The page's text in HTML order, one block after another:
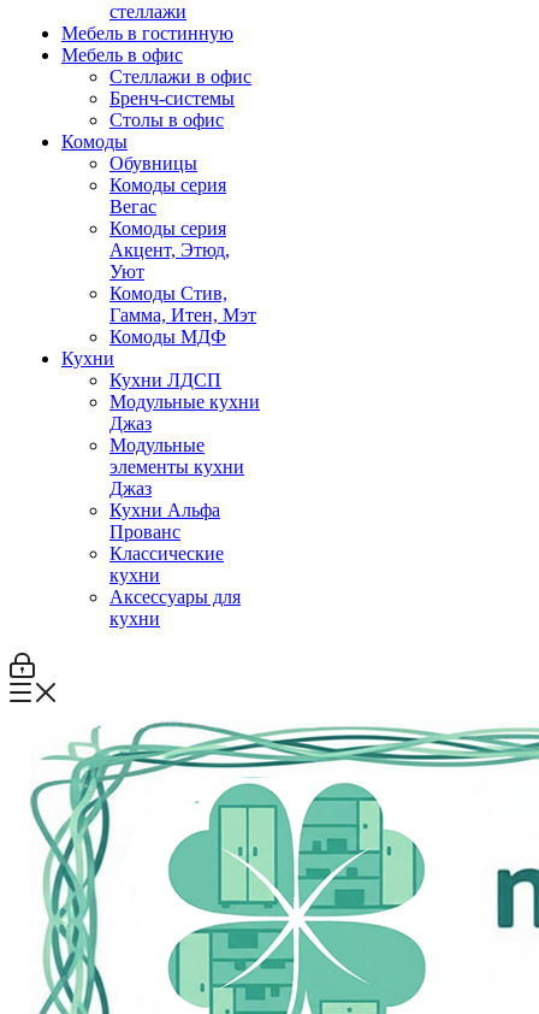
стеллажи
Мебель в гостинную
Мебель в офис
Стеллажи в офис
Бренч-системы
Столы в офис
Комоды
Обувницы
Комоды серия
Вегас
Комоды серия
Акцент, Этюд,
Уют
Комоды Стив,
Гамма, Итен, Мэт
Комоды МДФ
Кухни
Кухни ЛДСП
Модульные кухни
Джаз
Модульные
элементы кухни
Джаз
Кухни Альфа
Прованс
Классические
кухни
Аксессуары для
кухни